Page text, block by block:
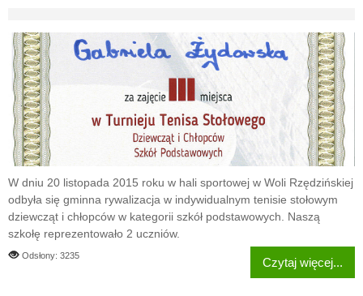
W dniu 20 listopada 2015 roku w hali sportowej w Woli Rzędzińskiej
odbyła się gminna rywalizacja w indywidualnym tenisie stołowym
dziewcząt i chłopców w kategorii szkół podstawowych. Naszą
szkołę reprezentowało 2 uczniów.
Odsłony: 3235 Czytaj więcej...